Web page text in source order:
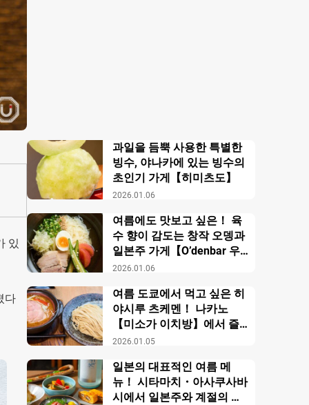
있
다
2026.01.06
과일을 듬뿍 사용한 특별한
빙수, 야나카에 있는 빙수의
초인기 가게【히미츠도】
2026.01.06
여름에도 맛보고 싶은！ 육
수 향이 감도는 창작 오뎅과
일본주 가게【O’denbar 우
마미 아자부주반】
2026.01.05
여름 도쿄에서 먹고 싶은 히
야시루 츠케멘！ 나카노
【미소가 이치방】에서 즐
기는 창작 미소 라멘
일본의 대표적인 여름 메
뉴！ 시타마치・아사쿠사바
시에서 일본주와 계절의 미